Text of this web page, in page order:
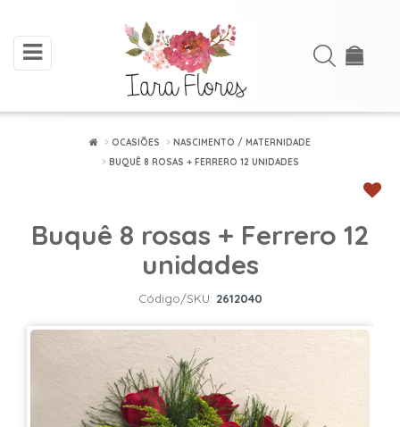
toggle
navigation
Acessar
OCASIÕES
NASCIMENTO / MATERNIDADE
BUQUÊ 8 ROSAS + FERRERO 12 UNIDADES
Buquê 8 rosas + Ferrero 12
unidades
Código/SKU: 2612040